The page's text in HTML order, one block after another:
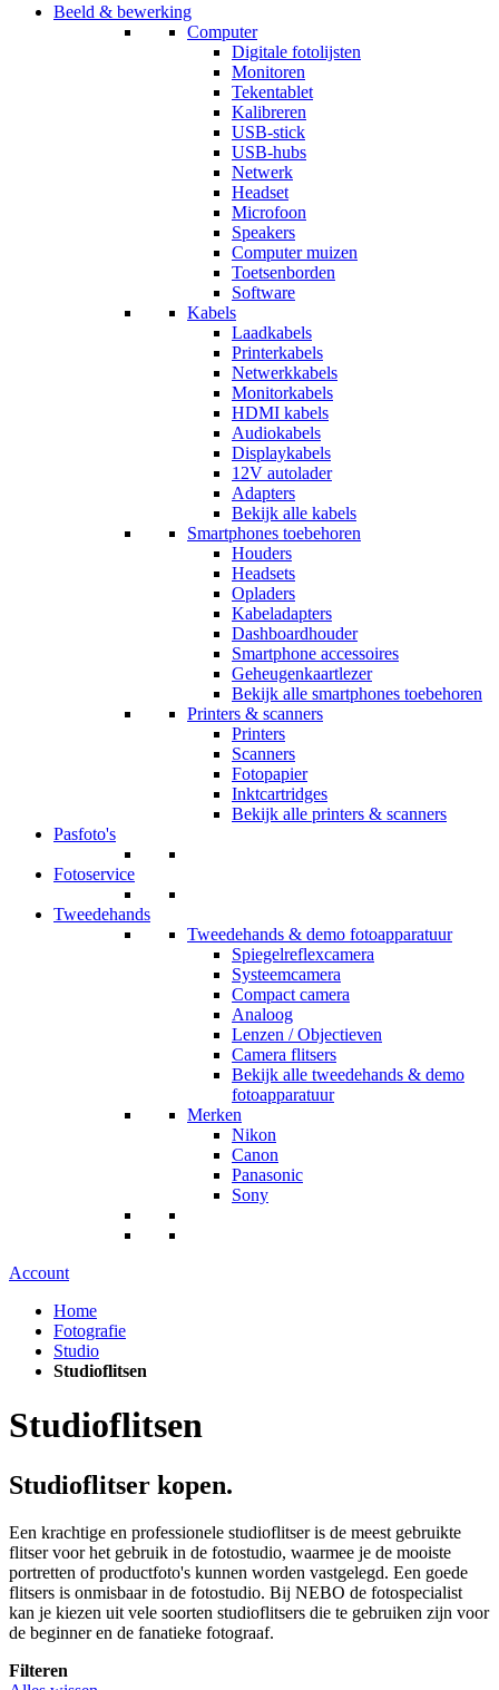
Beeld & bewerking
Computer
Digitale fotolijsten
Monitoren
Tekentablet
Kalibreren
USB-stick
USB-hubs
Netwerk
Headset
Microfoon
Speakers
Computer muizen
Toetsenborden
Software
Kabels
Laadkabels
Printerkabels
Netwerkkabels
Monitorkabels
HDMI kabels
Audiokabels
Displaykabels
12V autolader
Adapters
Bekijk alle kabels
Smartphones toebehoren
Houders
Headsets
Opladers
Kabeladapters
Dashboardhouder
Smartphone accessoires
Geheugenkaartlezer
Bekijk alle smartphones toebehoren
Printers & scanners
Printers
Scanners
Fotopapier
Inktcartridges
Bekijk alle printers & scanners
Pasfoto's
Fotoservice
Tweedehands
Tweedehands & demo fotoapparatuur
Spiegelreflexcamera
Systeemcamera
Compact camera
Analoog
Lenzen / Objectieven
Camera flitsers
Bekijk alle tweedehands & demo
fotoapparatuur
Merken
Nikon
Canon
Panasonic
Sony
Account
Home
Fotografie
Studio
Studioflitsen
Studioflitsen
Studioflitser kopen.
Een krachtige en professionele studioflitser is de meest gebruikte
flitser voor het gebruik in de fotostudio, waarmee je de mooiste
portretten of productfoto's kunnen worden vastgelegd. Een goede
flitsers is onmisbaar in de fotostudio. Bij NEBO de fotospecialist
kan je kiezen uit vele soorten studioflitsers die te gebruiken zijn voor
de beginner en de fanatieke fotograaf.
Filteren